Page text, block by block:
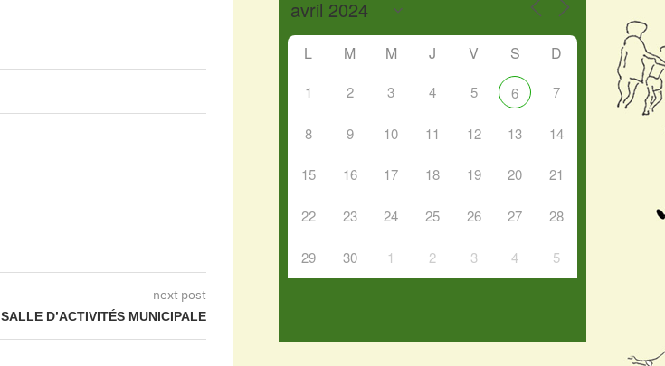
next post
SALLE D’ACTIVITÉS MUNICIPALE
L M M J V S D
1 2 3 4 5 6 7
8 9 10 11 12 13 14
15 16 17 18 19 20 21
22 23 24 25 26 27 28
29 30 1 2 3 4 5